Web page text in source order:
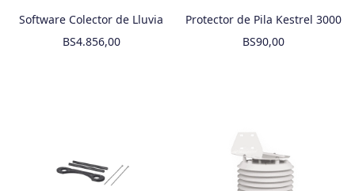
Software Colector de Lluvia
BS4.856,00
Protector de Pila Kestrel 3000
BS90,00